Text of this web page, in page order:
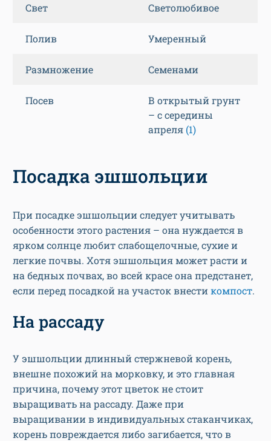
Свет Светолюбивое
Полив Умеренный
Размножение Семенами
Посев
В открытый грунт
– с середины
апреля (1)
Посадка эшшольции
При посадке эшшольции следует учитывать
особенности этого растения – она нуждается в
ярком солнце любит слабощелочные, сухие и
легкие почвы. Хотя эшшольция может расти и
на бедных почвах, во всей красе она предстанет,
если перед посадкой на участок внести компост.
На рассаду
У эшшольции длинный стержневой корень,
внешне похожий на морковку, и это главная
причина, почему этот цветок не стоит
выращивать на рассаду. Даже при
выращивании в индивидуальных стаканчиках,
корень повреждается либо загибается, что в